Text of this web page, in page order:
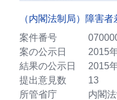
（内閣法制局）障害
案件番号
案の公示日
2015
結果の公示日
2015
提出意見数
13
所管省庁
内閣